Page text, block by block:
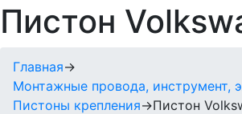
Пистон
Главная→
Монтажные провода, инструмент,
Пистоны крепления→Пистон